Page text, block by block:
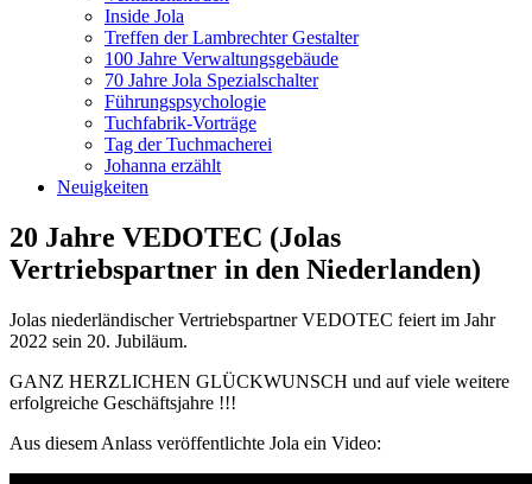
Inside Jola
Treffen der Lambrechter Gestalter
100 Jahre Verwaltungsgebäude
70 Jahre Jola Spezialschalter
Führungspsychologie
Tuchfabrik-Vorträge
Tag der Tuchmacherei
Johanna erzählt
Neuigkeiten
20 Jahre VEDOTEC (Jolas
Vertriebspartner in den Niederlanden)
Jolas niederländischer Vertriebspartner VEDOTEC feiert im Jahr
2022 sein 20. Jubiläum.
GANZ HERZLICHEN GLÜCKWUNSCH und auf viele weitere
erfolgreiche Geschäftsjahre !!!
Aus diesem Anlass veröffentlichte Jola ein Video: